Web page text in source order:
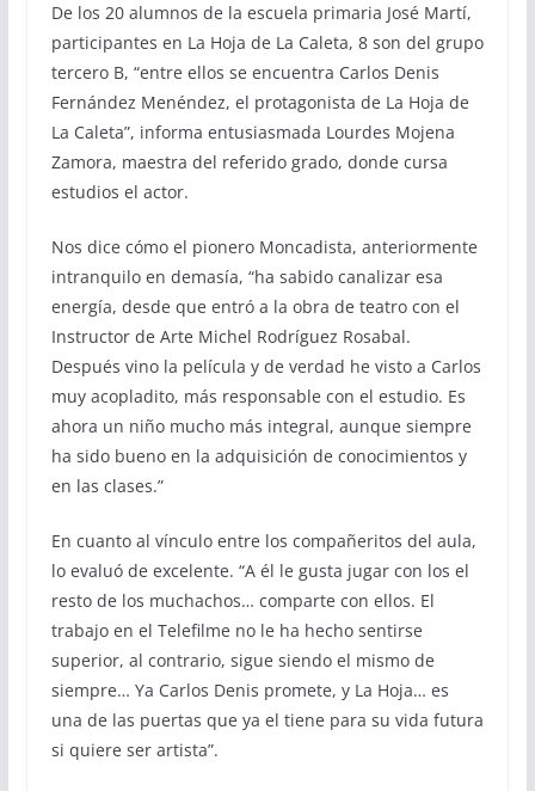
De los 20 alumnos de la escuela primaria José Martí,
participantes en La Hoja de La Caleta, 8 son del grupo
tercero B, “entre ellos se encuentra Carlos Denis
Fernández Menéndez, el protagonista de La Hoja de
La Caleta”, informa entusiasmada Lourdes Mojena
Zamora, maestra del referido grado, donde cursa
estudios el actor.
Nos dice cómo el pionero Moncadista, anteriormente
intranquilo en demasía, “ha sabido canalizar esa
energía, desde que entró a la obra de teatro con el
Instructor de Arte Michel Rodríguez Rosabal.
Después vino la película y de verdad he visto a Carlos
muy acopladito, más responsable con el estudio. Es
ahora un niño mucho más integral, aunque siempre
ha sido bueno en la adquisición de conocimientos y
en las clases.”
En cuanto al vínculo entre los compañeritos del aula,
lo evaluó de excelente. “A él le gusta jugar con los el
resto de los muchachos… comparte con ellos. El
trabajo en el Telefilme no le ha hecho sentirse
superior, al contrario, sigue siendo el mismo de
siempre… Ya Carlos Denis promete, y La Hoja… es
una de las puertas que ya el tiene para su vida futura
si quiere ser artista”.